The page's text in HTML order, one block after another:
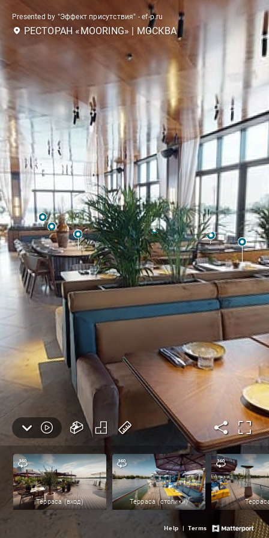
Presented by "Эффект присутствия" - ef-p.ru
РЕСТОРАН «MOORING» | МОСКВА
Терраса (вход) Терраса (столики)
Help | Terms